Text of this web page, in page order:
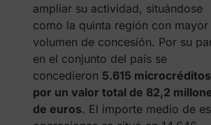
ampliar su actividad, situándose
como la quinta región con mayor
volumen de concesión. Por su
en el conjunto del país se
concedieron 5.615 microcréditos
por un valor total de 82,2
de euros. El importe medio de